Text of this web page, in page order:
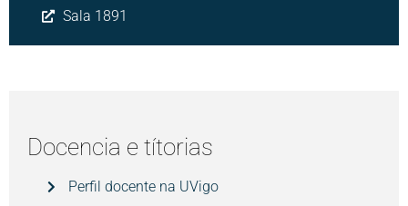
Sala 1891
Docencia e títorias
Perfil docente na UVigo